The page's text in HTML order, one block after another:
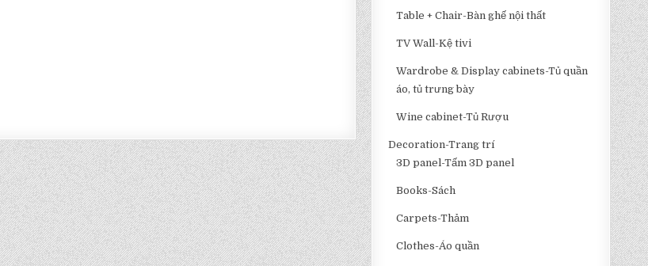
Table + Chair-Bàn ghế nội thất
TV Wall-Kệ tivi
Wardrobe & Display cabinets-Tủ quần
áo, tủ trưng bày
Wine cabinet-Tủ Rượu
Decoration-Trang trí
3D panel-Tấm 3D panel
Books-Sách
Carpets-Thảm
Clothes-Áo quần